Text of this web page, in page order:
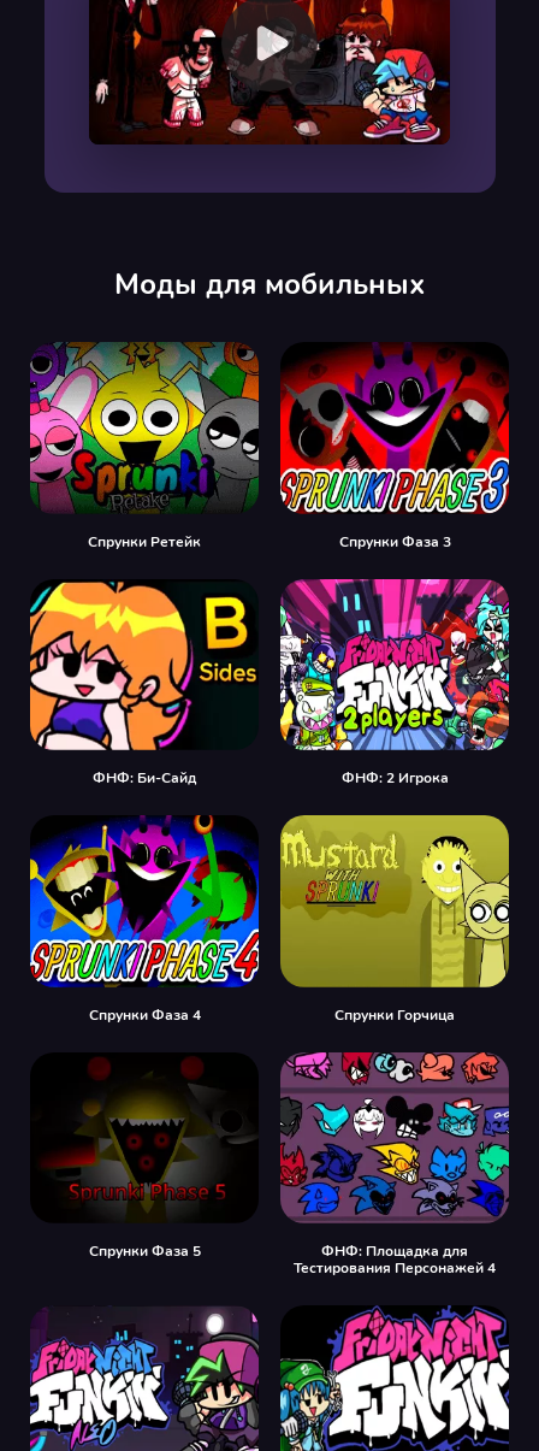
Моды для мобильных
Спрунки Ретейк Спрунки Фаза 3
ФНФ: Би-Сайд ФНФ: 2 Игрока
Спрунки Фаза 4 Спрунки Горчица
Спрунки Фаза 5
ФНФ: Площадка для
Тестирования Персонажей 4